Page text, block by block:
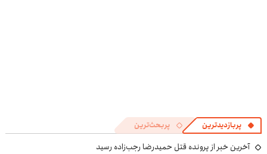
پربازدیدترین پربحث‌ترین
آخرین خبر از پرونده قتل حمیدرضا رجب‌زاده رسید